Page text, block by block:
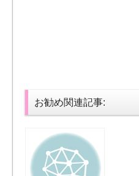
お勧め関連記事: